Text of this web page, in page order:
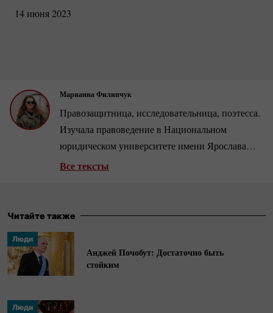
14 июня 2023
Марианна Филипчук
Правозащитница, исследовательница, поэтесса.
Изучала правоведение в Национальном
юридическом университете имени Ярослава
Мудрого и международные отношения в
восточноевропейских исследований
лидерства и Образовательную программу
имени Павла Адамовича.
Все тексты
Читайте также
Люди
Анджей Почобут: Достаточно быть
стойким
Люди